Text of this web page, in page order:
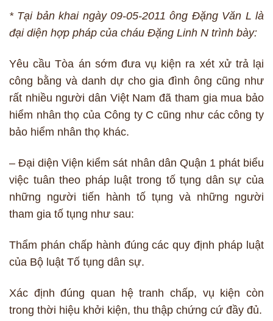
* Tại bản khai ngày 09-05-2011 ông Đặng Văn L là
đại diện hợp pháp của cháu Đặng Linh N trình bày:
Yêu cầu Tòa án sớm đưa vụ kiện ra xét xử trả lại
công bằng và danh dự cho gia đình ông cũng như
rất nhiều người dân Việt Nam đã tham gia mua bảo
hiểm nhân thọ của Công ty C cũng như các công ty
bảo hiểm nhân thọ khác.
– Đại diện Viện kiểm sát nhân dân Quận 1 phát biểu
việc tuân theo pháp luật trong tố tụng dân sự của
những người tiến hành tố tụng và những người
tham gia tố tụng như sau:
Thẩm phán chấp hành đúng các quy định pháp luật
của Bộ luật Tố tụng dân sự.
Xác định đúng quan hệ tranh chấp, vụ kiện còn
trong thời hiệu khởi kiện, thu thập chứng cứ đầy đủ.